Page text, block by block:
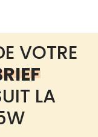
VOTRE
LA